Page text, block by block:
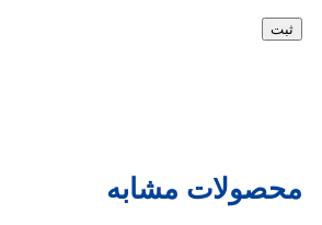
محصولات مشابه